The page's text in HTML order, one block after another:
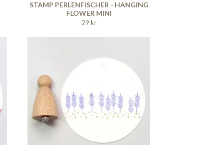
STAMP PERLENFISCHER - HANGING
FLOWER MINI
29 kr